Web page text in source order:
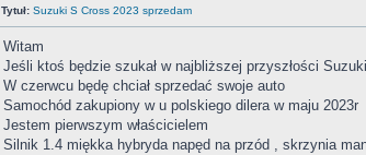
Tytuł: Suzuki S Cross 2023 sprzedam
Witam
Jeśli ktoś będzie szukał w najbliższej przyszłości
W czerwcu będę chciał sprzedać swoje auto
Samochód zakupiony w u polskiego dilera w maju 2023r
Jestem pierwszym właścicielem
Silnik 1.4 miękka hybryda napęd na przód , skrzynia